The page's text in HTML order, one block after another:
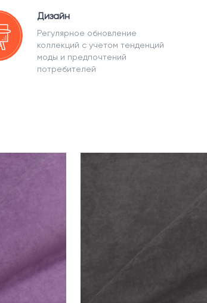
Дизайн
Регулярное обновление
коллекций с учетом тенденций
моды и предпочтений
потребителей